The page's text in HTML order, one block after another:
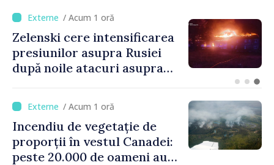
/ Acum 10 minute
ANSA: Țara de origine a
alimentelor va fi afișată la
raft în mod obligatoriu de
luni, 10 august. Comercianții
riscă amenzi de zeci de mii
de lei de lei
/ Acum 1 oră
Incendiu de vegetație de
proporții în vestul Canadei:
peste 20.000 de oameni au